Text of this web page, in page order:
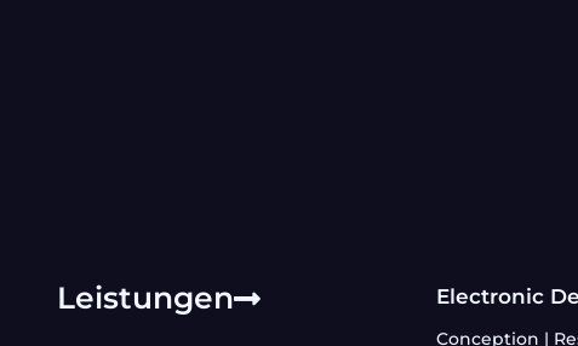
Leistungen Electronic
Conception |